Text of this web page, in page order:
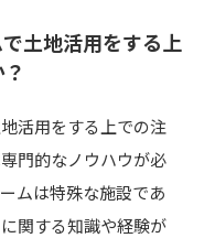
土地活用をする上
活用をする上での注
門的なノウハウが必
ムは特殊な施設であ
関する知識や経験が